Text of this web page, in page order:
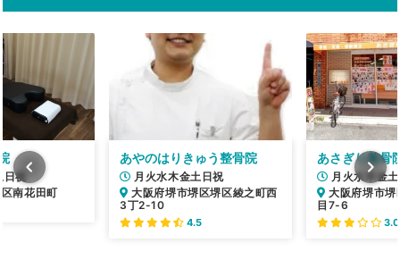
あやのはりきゅう整骨院
月火水木金土日祝
大阪府堺市堺区堺区綾之町西
3丁2-10
4.5
あさぎり整骨
月火水木金
大阪府堺市堺
目7-6
3.0
祝
南花田町